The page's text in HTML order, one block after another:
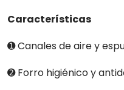
Características
➊ Canales de aire y
➋ Forro higiénico y